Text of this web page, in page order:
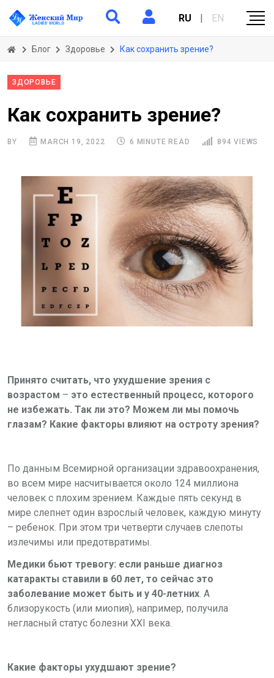
RU | EN
Блог Здоровье Как сохранить зрение?
ЗДОРОВЬЕ
Как сохранить зрение?
BY MARCH 19, 2022 6 MINUTE READ 894 VIEWS
Принято считать, что ухудшение зрения с
возрастом – это естественный процесс, которого
не избежать. Так ли это? Можем ли мы помочь
глазам? Какие факторы влияют на остроту зрения?
По данным Всемирной организации здравоохранения,
во всем мире насчитывается около 124 миллиона
человек с плохим зрением. Каждые пять секунд в
мире слепнет один взрослый человек, каждую минуту
– ребенок. При этом три четверти случаев слепоты
излечимы или предотвратимы.
Медики бьют тревогу: если раньше диагноз
катаракты ставили в 60 лет, то сейчас это
заболевание может быть и у 40-летних. А
близорукость (или миопия), например, получила
негласный статус болезни XXI века.
Какие факторы ухудшают зрение?